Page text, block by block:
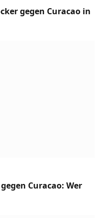
gegen Curacao in
Curacao: Wer